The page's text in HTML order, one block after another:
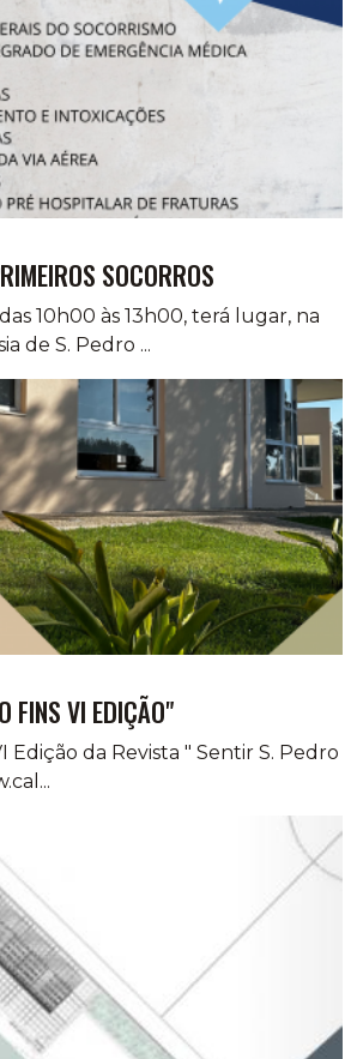
SOCORROS
10h00 às 13h00, terá lugar, na
de S. Pedro ...
FINS VI EDIÇÃO"
Edição da Revista " Sentir S. Pedro